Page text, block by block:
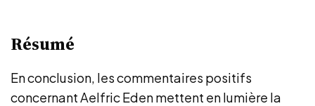
Résumé
En conclusion, les commentaires positifs
concernant Aelfric Eden mettent en lumière la